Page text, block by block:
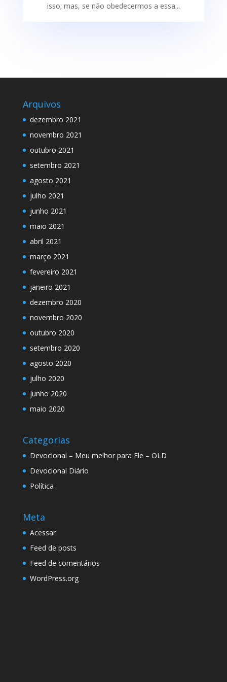
isso; mas, se não obedecermos a essa...
Arquivos
dezembro 2021
novembro 2021
outubro 2021
setembro 2021
agosto 2021
julho 2021
junho 2021
maio 2021
abril 2021
março 2021
fevereiro 2021
janeiro 2021
dezembro 2020
novembro 2020
outubro 2020
setembro 2020
agosto 2020
julho 2020
junho 2020
maio 2020
Categorias
Devocional – Meu melhor para Ele – OLD
Devocional Diário
Política
Meta
Acessar
Feed de posts
Feed de comentários
WordPress.org